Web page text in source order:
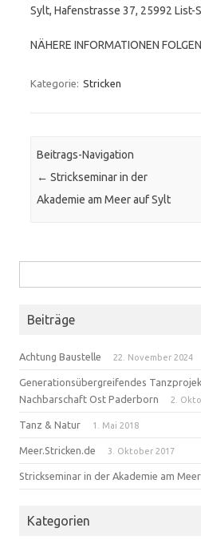
Sylt, Hafenstrasse 37, 25992 List-
NÄHERE INFORMATIONEN
Kategorie: Stricken
Beitrags-Navigation
← Strickseminar in der
Akademie am Meer auf Sylt
nach:
Beiträge
Achtung Baustelle 22. November 2024
Generationsübergreifendes
Nachbarschaft Ost Paderborn
2.
Tanz & Natur 1. Mai 2018
Meer.Stricken.de 3. Oktober 2017
Strickseminar in der Akademie am
Kategorien